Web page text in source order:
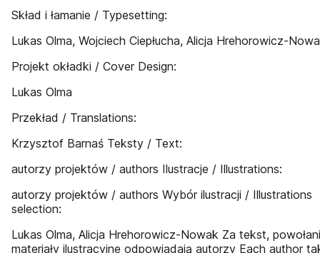
Skład i łamanie / Typesetting:
Lukas Olma, Wojciech Ciepłucha, Alicja Hrehorowicz-
Projekt okładki / Cover Design:
Lukas Olma
Przekład / Translations:
Krzysztof Barnaś Teksty / Text:
autorzy projektów / authors Ilustracje / Illustrations:
autorzy projektów / authors Wybór ilustracji / Illustrations
selection:
Lukas Olma, Alicja Hrehorowicz-Nowak Za tekst,
materiały ilustracyjne odpowiadają autorzy Each author